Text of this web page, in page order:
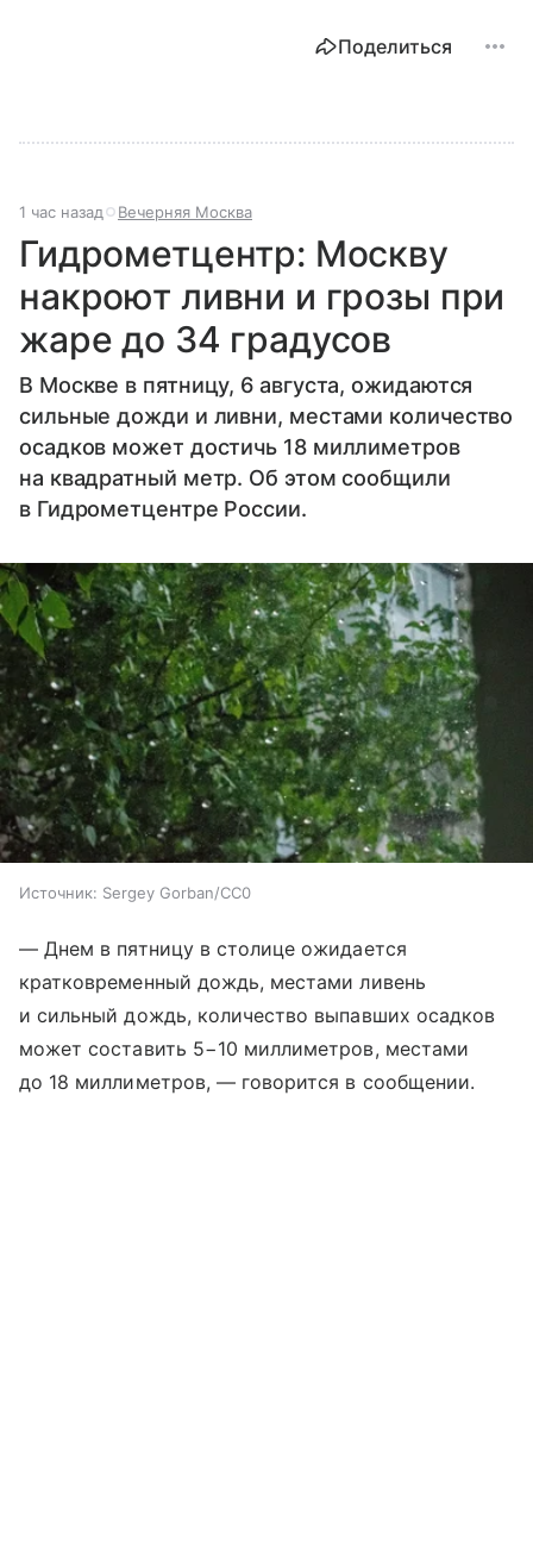
Поделиться
1 час назад Вечерняя Москва
Гидрометцентр: Москву
накроют ливни и грозы при
жаре до 34 градусов
В Москве в пятницу, 6 августа, ожидаются
сильные дожди и ливни, местами количество
осадков может достичь 18 миллиметров
на квадратный метр. Об этом сообщили
в Гидрометцентре России.
Источник: Sergey Gorban/СС0
— Днем в пятницу в столице ожидается
кратковременный дождь, местами ливень
и сильный дождь, количество выпавших осадков
может составить 5−10 миллиметров, местами
до 18 миллиметров, — говорится в сообщении.